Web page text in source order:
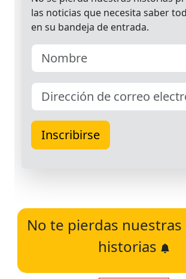
No te pierdas
historias